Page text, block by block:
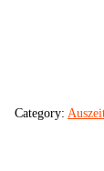
Category: